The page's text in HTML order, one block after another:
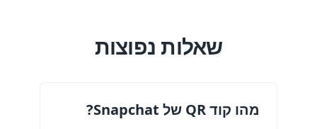
שאלות נפוצות
מהו קוד QR של Snapchat?